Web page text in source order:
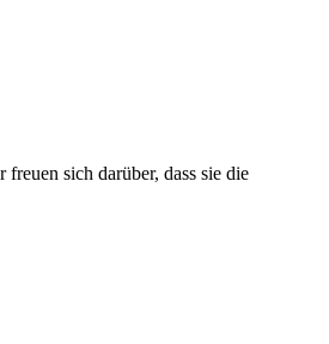
sich darüber, dass sie die